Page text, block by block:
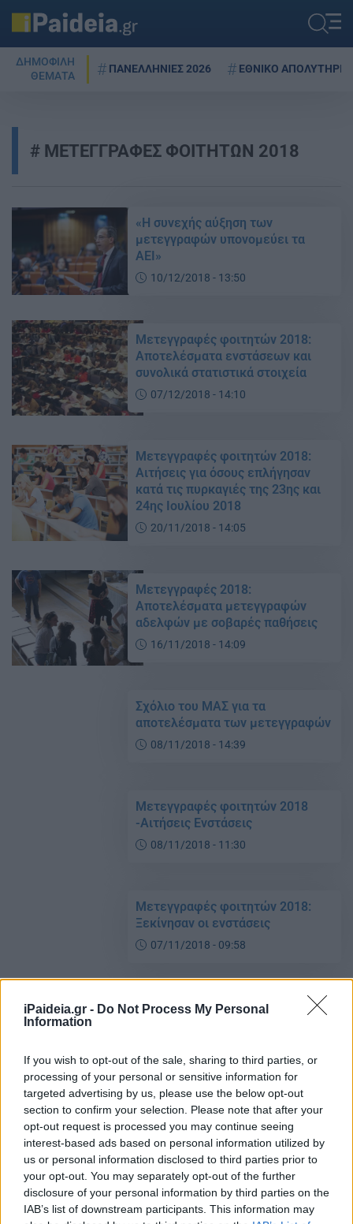
iPaideia.gr - Do Not Process My Personal
Information
If you wish to opt-out of the sale, sharing to third parties, or
processing of your personal or sensitive information for
targeted advertising by us, please use the below opt-out
section to confirm your selection. Please note that after your
opt-out request is processed you may continue seeing
interest-based ads based on personal information utilized by
us or personal information disclosed to third parties prior to
your opt-out. You may separately opt-out of the further
disclosure of your personal information by third parties on the
IAB’s list of downstream participants. This information may
ΔΗΜΟΦΙΛΗ
ΘΕΜΑΤΑ
ΠΑΝΕΛΛΗΝΙΕΣ 2026 ΕΘΝΙΚΟ ΑΠΟΛΥΤΗΡΙΟ
ΜΕΤΕΓΓΡΑΦΕΣ ΦΟΙΤΗΤΩΝ 2018
«Η συνεχής αύξηση των
μετεγγραφών υπονομεύει τα
ΑΕΙ»
10/12/2018 - 13:50
Μετεγγραφές φοιτητών 2018:
Αποτελέσματα ενστάσεων και
συνολικά στατιστικά στοιχεία
07/12/2018 - 14:10
Μετεγγραφές φοιτητών 2018:
Αιτήσεις για όσους επλήγησαν
κατά τις πυρκαγιές της 23ης και
24ης Ιουλίου 2018
20/11/2018 - 14:05
Μετεγγραφές 2018:
Αποτελέσματα μετεγγραφών
αδελφών με σοβαρές παθήσεις
16/11/2018 - 14:09
Σχόλιο του ΜΑΣ για τα
αποτελέσματα των μετεγγραφών
08/11/2018 - 14:39
Μετεγγραφές φοιτητών 2018
-Αιτήσεις Ενστάσεις
08/11/2018 - 11:30
Μετεγγραφές φοιτητών 2018:
Ξεκίνησαν οι ενστάσεις
07/11/2018 - 09:58
Αποτελέσματα μετεγγραφών
06/11/2018 - 14:51
Μετεγγραφές φοιτητών 2018:
Ξεκίνησαν οι αιτήσεις για το 5%
01/11/2018 - 10:46